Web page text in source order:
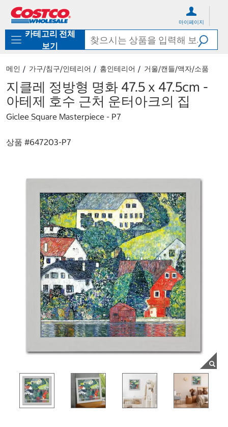
로
기
가
마이페이지
카테고리 전체
보기
메인 가구/침구/인테리어 홈인테리어 거울/캔들/액자/소품
지클레 정방형 명화 47.5 x 47.5cm -
아테제 호수 근처 운터아크의 집
Giclee Square Masterpiece - P7
상품 #647203-P7